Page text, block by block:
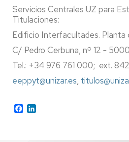
Servicios Centrales UZ para
Titulaciones:
Edificio Interfacultades. Planta
C/ Pedro Cerbuna, nº 12 -
Tel.: +34 976 761 000; ext.
eeppyt@unizar.es,
Facebook